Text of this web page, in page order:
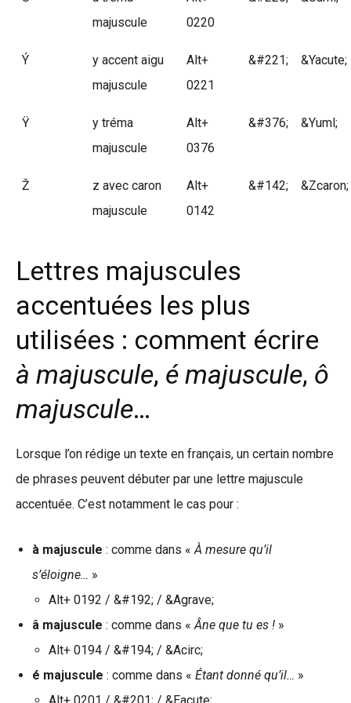
majuscule
0220
Ý
y accent aigu
majuscule
Alt+
0221
&#221; &Yacute;
Ÿ
y tréma
majuscule
Alt+
0376
&#376; &Yuml;
Ž
z avec caron
majuscule
Alt+
0142
&#142; &Zcaron;
Lettres majuscules
accentuées les plus
utilisées : comment écrire
à majuscule, é majuscule, ô
majuscule…
Lorsque l’on rédige un texte en français, un certain nombre
de phrases peuvent débuter par une lettre majuscule
accentuée. C’est notamment le cas pour :
à majuscule : comme dans «À mesure qu’il
s’éloigne… »
Alt+ 0192 / &#192; / &Agrave;
â majuscule : comme dans «Âne que tu es ! »
Alt+ 0194 / &#194; / &Acirc;
é majuscule : comme dans « Étant donné qu’il… »